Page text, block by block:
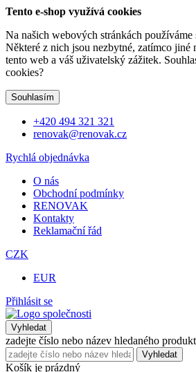
Tento e-shop využívá cookies
Na našich webových stránkách používáme
Některé z nich jsou nezbytné, zatímco jiné
tento web a váš uživatelský zážitek.
cookies?
Souhlasím
+420 494 321 321
renovak@renovak.cz
Rychlá objednávka
O nás
Obchodní podmínky
RENOVAK
Kontakty
Reklamační řád
CZK
EUR
Přihlásit se
Vyhledat
zadejte číslo nebo název hledaného
Vyhledat
Košík je prázdný